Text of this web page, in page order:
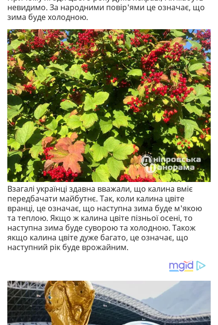
невидимо. За народними повір'ями це означає, що
зима буде холодною.
Взагалі українці здавна вважали, що калина вміє
передбачати майбутнє. Так, коли калина цвіте
вранці, це означає, що наступна зима буде м'якою
та теплою. Якщо ж калина цвіте пізньої осені, то
наступна зима буде суворою та холодною. Також
якщо калина цвіте дуже багато, це означає, що
наступний рік буде врожайним.